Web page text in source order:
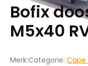
Bofix
M5x40
Merk:Categorie: Cape